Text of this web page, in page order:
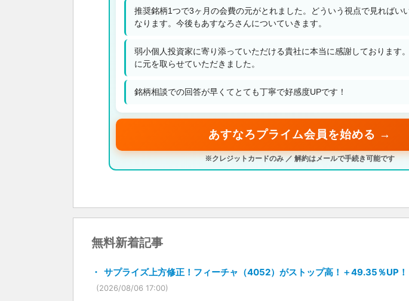
推奨銘柄1つで3ヶ月の会費の元がとれました。どういう視点で見ればい
なります。今後もあすなろさんについていきます。
弱小個人投資家に寄り添っていただける貴社に本当に感謝しております
に元を取らせていただきました。
銘柄相談での回答が早くてとても丁寧で好感度UPです！
あすなろプライム会員を始める →
※クレジットカードのみ ／ 解約はメールで手続き可能です
無料新着記事
サプライズ上方修正！フィーチャ（4052）がストップ高！＋49.35％UP！
(2026/08/06 17:00)